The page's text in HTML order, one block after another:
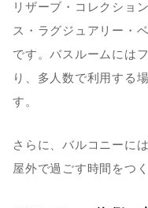
リザーブ・コレクショ
ス・ラグジュアリー・
です。バスルームには
り、多人数で利用する
す。
さらに、バルコニーに
屋外で過ごす時間をつ